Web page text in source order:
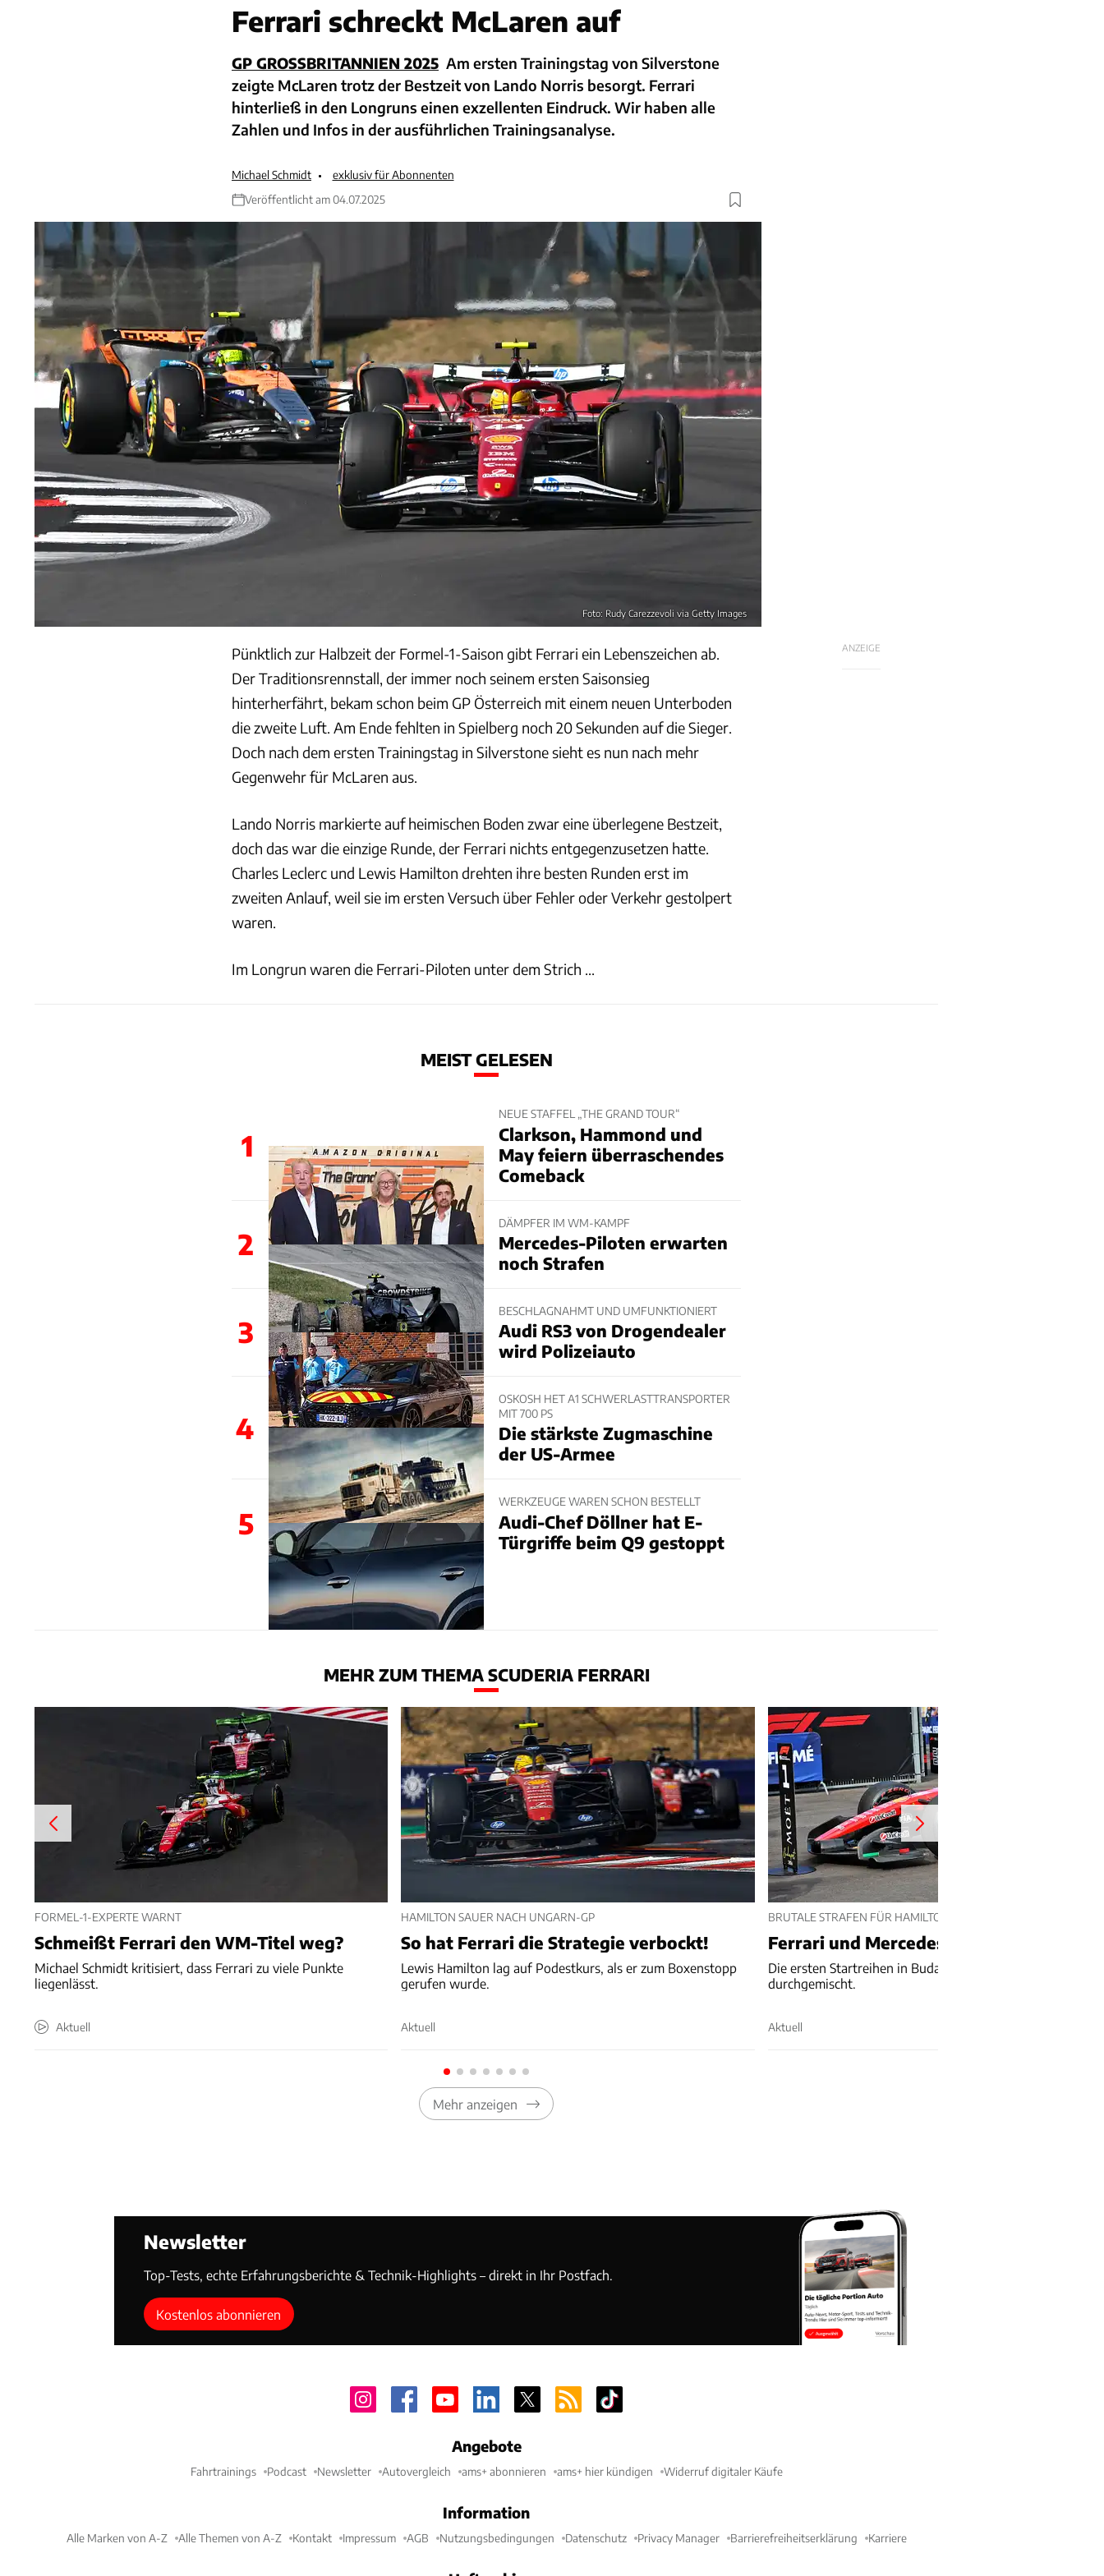
Ferrari schreckt McLaren auf
GP GROSSBRITANNIEN 2025
Am ersten Trainingstag von Silverstone
zeigte McLaren trotz der Bestzeit von Lando Norris besorgt. Ferrari
hinterließ in den Longruns einen exzellenten Eindruck. Wir haben alle
Zahlen und Infos in der ausführlichen Trainingsanalyse.
Michael Schmidt
exklusiv für Abonnenten
Veröffentlicht am 04.07.2025
Foto: Rudy Carezzevoli via Getty Images
ANZEIGE
Pünktlich zur Halbzeit der Formel-1-Saison gibt Ferrari ein Lebenszeichen ab.
Der Traditionsrennstall, der immer noch seinem ersten Saisonsieg
hinterherfährt, bekam schon beim GP Österreich mit einem neuen Unterboden
die zweite Luft. Am Ende fehlten in Spielberg noch 20 Sekunden auf die Sieger.
Doch nach dem ersten Trainingstag in Silverstone sieht es nun nach mehr
Gegenwehr für McLaren aus.
Lando Norris markierte auf heimischen Boden zwar eine überlegene Bestzeit,
doch das war die einzige Runde, der Ferrari nichts entgegenzusetzen hatte.
Charles Leclerc und Lewis Hamilton drehten ihre besten Runden erst im
zweiten Anlauf, weil sie im ersten Versuch über Fehler oder Verkehr gestolpert
waren.
Im Longrun waren die Ferrari-Piloten unter dem Strich ...
MEIST GELESEN
1
NEUE STAFFEL „THE GRAND TOUR“
Clarkson, Hammond und
May feiern überraschendes
Comeback
2
DÄMPFER IM WM-KAMPF
Mercedes-Piloten erwarten
noch Strafen
3
BESCHLAGNAHMT UND UMFUNKTIONIERT
Audi RS3 von Drogendealer
wird Polizeiauto
4
OSKOSH HET A1 SCHWERLASTTRANSPORTER
MIT 700 PS
Die stärkste Zugmaschine
der US-Armee
5
WERKZEUGE WAREN SCHON BESTELLT
Audi-Chef Döllner hat E-
Türgriffe beim Q9 gestoppt
MEHR ZUM THEMA SCUDERIA FERRARI
FORMEL-1-EXPERTE WARNT
Schmeißt Ferrari den WM-Titel weg?
Michael Schmidt kritisiert, dass Ferrari zu viele Punkte
liegenlässt.
Aktuell
HAMILTON SAUER NACH UNGARN-GP
So hat Ferrari die Strategie verbockt!
Lewis Hamilton lag auf Podestkurs, als er zum Boxenstopp
gerufen wurde.
Aktuell
BRUTALE STRAFEN FÜR HAMILTON UND ANTONELLI
Ferrari und Mercedes verlieren
Die ersten Startreihen in Budapest werden noch einmal
durchgemischt.
Aktuell
Mehr anzeigen
Newsletter
Top-Tests, echte Erfahrungsberichte & Technik-Highlights – direkt in Ihr Postfach.
Kostenlos abonnieren
Angebote
Fahrtrainings Podcast Newsletter Autovergleich ams+ abonnieren ams+ hier kündigen Widerruf digitaler Käufe
Information
Alle Marken von A-Z Alle Themen von A-Z Kontakt Impressum AGB Nutzungsbedingungen Datenschutz Privacy Manager Barrierefreiheitserklärung Karriere